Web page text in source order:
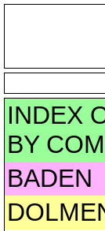
INDEX
BY
BADEN